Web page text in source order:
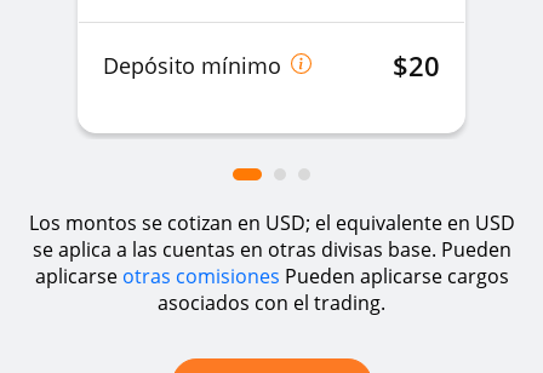
Depósito mínimo $20
Los montos se cotizan en USD; el equivalente en USD
se aplica a las cuentas en otras divisas base. Pueden
aplicarse otras comisiones Pueden aplicarse cargos
asociados con el trading.